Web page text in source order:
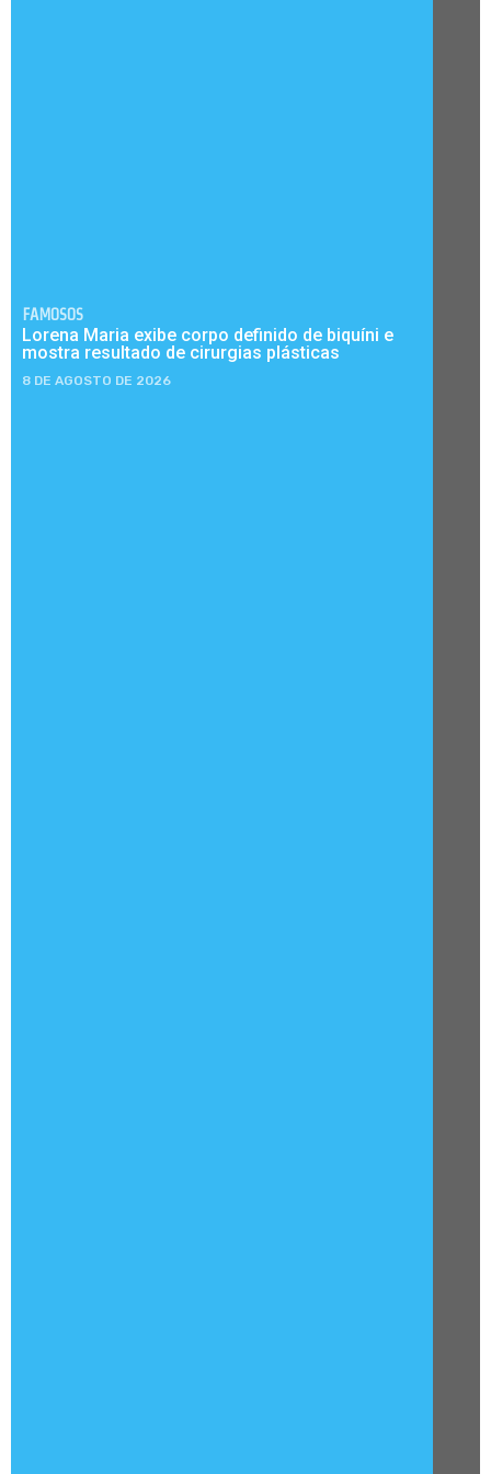
FAMOSOS
Lorena Maria exibe corpo definido de biquíni e
mostra resultado de cirurgias plásticas
8 DE AGOSTO DE 2026